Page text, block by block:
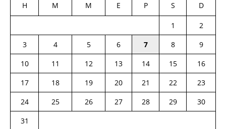
H M M E P S D
1
2
3
4 5 6 7 8
9
10
11 12 13 14 15
16
17
18 19 20 21 22
23
24
25 26 27 28 29
30
31